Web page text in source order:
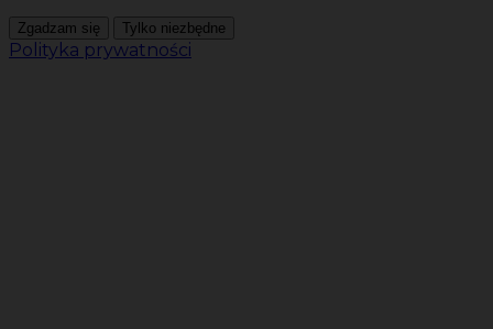
Zgadzam się Tylko niezbędne
Polityka prywatności